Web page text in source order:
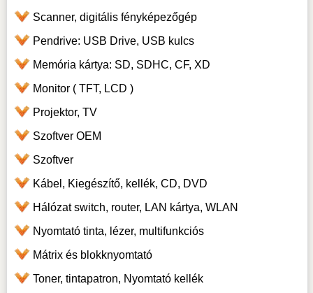
Scanner, digitális fényképezőgép
Pendrive: USB Drive, USB kulcs
Memória kártya: SD, SDHC, CF, XD
Monitor ( TFT, LCD )
Projektor, TV
Szoftver OEM
Szoftver
Kábel, Kiegészítő, kellék, CD, DVD
Hálózat switch, router, LAN kártya, WLAN
Nyomtató tinta, lézer, multifunkciós
Mátrix és blokknyomtató
Toner, tintapatron, Nyomtató kellék